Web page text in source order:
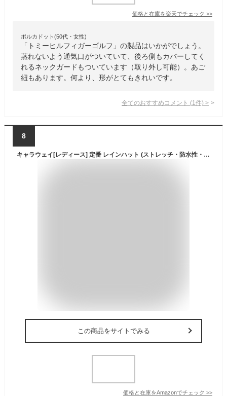
価格と在庫を楽天でチェック >>
ポルカドット(50代・女性)
「トミーヒルフィガーゴルフ」の製品はいかがでしょう。
蒸れないよう通気口がついていて、後ろ側もカバーしてく
れるネックガードもついています（取り外し可能）。あご
紐もあります。何より、形がとてもきれいです。
全てのおすすめコメント (1 件) >
8
キャラウェイ[レディース] 定番 レインハット (ストレッチ・防水性・透湿性・防風性) / ゴルフ / C23988202 C23988202 1120_ネイビー FR
この商品をサイトでみる
価格と在庫をAmazonでチェック >>